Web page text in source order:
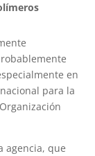
en
para la
agencia, que